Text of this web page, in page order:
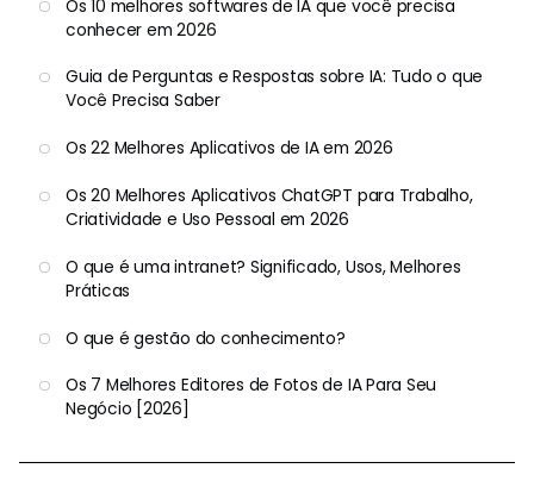
Os 10 melhores softwares de IA que você precisa
conhecer em 2026
Guia de Perguntas e Respostas sobre IA: Tudo o que
Você Precisa Saber
Os 22 Melhores Aplicativos de IA em 2026
Os 20 Melhores Aplicativos ChatGPT para Trabalho,
Criatividade e Uso Pessoal em 2026
O que é uma intranet? Significado, Usos, Melhores
Práticas
O que é gestão do conhecimento?
Os 7 Melhores Editores de Fotos de IA Para Seu
Negócio [2026]